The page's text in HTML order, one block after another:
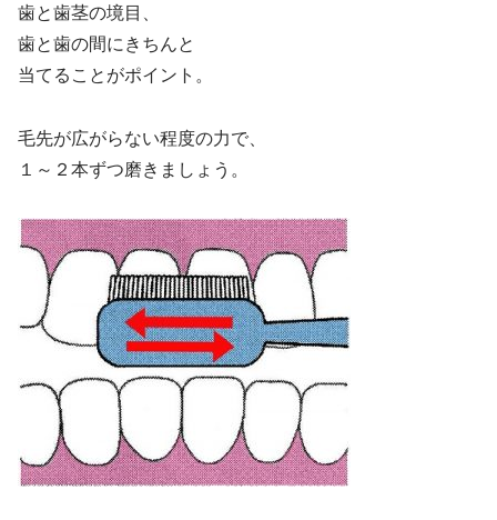
歯と歯茎の境目、
歯と歯の間にきちんと
当てることがポイント。
毛先が広がらない程度の力で、
１～２本ずつ磨きましょう。